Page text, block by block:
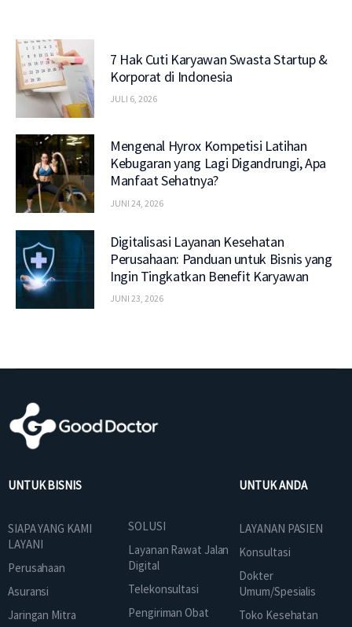
7 Hak Cuti Karyawan Swasta Startup &
Korporat di Indonesia
JULI 6, 2026
Mengenal Hyrox Kompetisi Latihan
Kebugaran yang Lagi Digandrungi, Apa
Manfaat Sehatnya?
JUNI 24, 2026
Digitalisasi Layanan Kesehatan
Perusahaan: Panduan untuk Bisnis yang
Ingin Tingkatkan Benefit Karyawan
JUNI 23, 2026
UNTUK BISNIS
SIAPA YANG KAMI
LAYANI
Perusahaan
Asuransi
Jaringan Mitra
SOLUSI
Layanan Rawat Jalan
Digital
Telekonsultasi
Pengiriman Obat
UNTUK ANDA
LAYANAN PASIEN
Konsultasi
Dokter
Umum/Spesialis
Toko Kesehatan